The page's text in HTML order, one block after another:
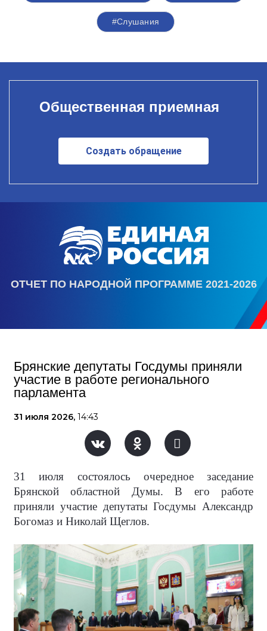
#Слушания
Общественная приемная
Создать обращение
ОТЧЕТ ПО НАРОДНОЙ ПРОГРАММЕ 2021-2026
Брянские депутаты Госдумы приняли
участие в работе регионального
парламента
31 июля 2026, 14:43
31 июля состоялось очередное заседание
Брянской областной Думы. В его работе
приняли участие депутаты Госдумы Александр
Богомаз и Николай Щеглов.